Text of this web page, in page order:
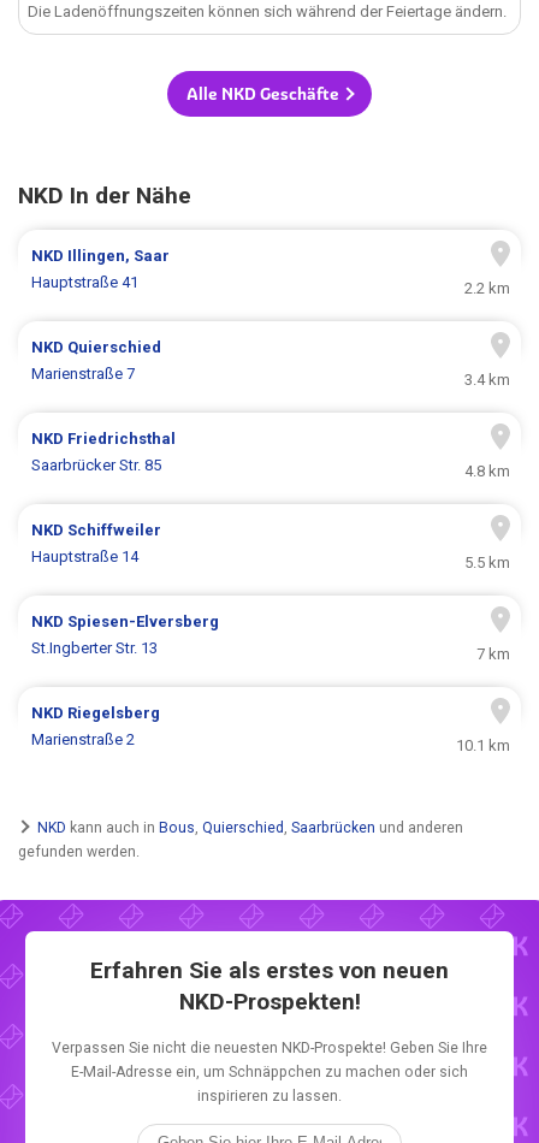
Die Ladenöffnungszeiten können sich während der Feiertage ändern.
Alle NKD Geschäfte
NKD In der Nähe
NKD Illingen, Saar
Hauptstraße 41
2.2 km
NKD Quierschied
Marienstraße 7
3.4 km
NKD Friedrichsthal
Saarbrücker Str. 85
4.8 km
NKD Schiffweiler
Hauptstraße 14
5.5 km
NKD Spiesen-Elversberg
St.Ingberter Str. 13
7 km
NKD Riegelsberg
Marienstraße 2
10.1 km
NKD kann auch in Bous Quierschied Saarbrücken und anderen
gefunden werden.
Erfahren Sie als erstes von neuen
NKD-Prospekten!
Verpassen Sie nicht die neuesten NKD-Prospekte! Geben Sie Ihre
E-Mail-Adresse ein, um Schnäppchen zu machen oder sich
inspirieren zu lassen.